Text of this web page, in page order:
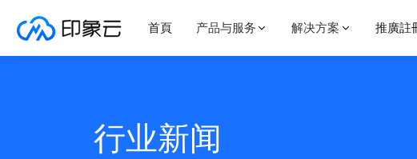
首頁 产品与服务
有定制需求？对产品有疑问？
云产品均接受定制，购买请联系
解决方案
安全解决方案
推廣註
公司简介
行业新闻